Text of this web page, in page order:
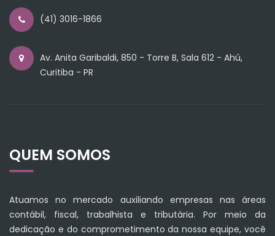
(41) 3016-1866
Av. Anita Garibaldi, 850 - Torre B, Sala 612 - Ahú,
Curitiba - PR
QUEM SOMOS
Atuamos no mercado auxiliando empresas nas áreas
contábil, fiscal, trabalhista e tributária. Por meio da
dedicação e do comprometimento da nossa equipe, você